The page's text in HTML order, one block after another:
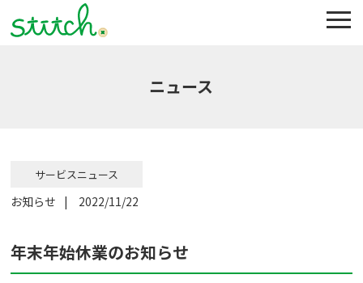
ニュース
サービスニュース
お知らせ 2022/11/22
年末年始休業のお知らせ